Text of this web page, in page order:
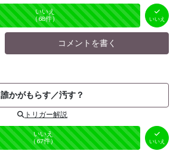
いいえ
（68件） いいえ
コメントを書く
誰かがもらす／汚す？
トリガー解説
いいえ
（67件） いいえ